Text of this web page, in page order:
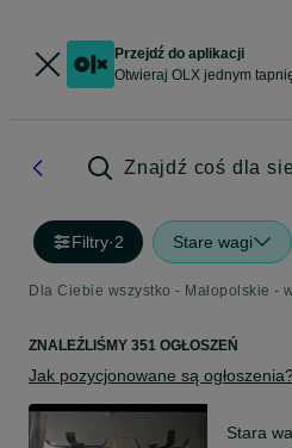
Przejdź do aplikacji
Otwieraj OLX jednym
Znajdź coś dla
Filtry·2 Stare wagi
ZNALEŹLIŚMY 351 OGŁOSZEŃ
Jak pozycjonowane są
Stara